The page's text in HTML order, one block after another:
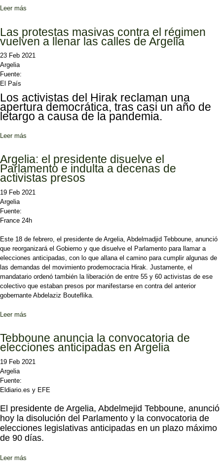
Leer más
Las protestas masivas contra el régimen
vuelven a llenar las calles de Argelia
23 Feb 2021
Argelia
Fuente:
El País
Los activistas del Hirak reclaman una
apertura democrática, tras casi un año de
letargo a causa de la pandemia.
Leer más
Argelia: el presidente disuelve el
Parlamento e indulta a decenas de
activistas presos
19 Feb 2021
Argelia
Fuente:
France 24h
Este 18 de febrero, el presidente de Argelia, Abdelmadjid Tebboune, anunció
que reorganizará el Gobierno y que disuelve el Parlamento para llamar a
elecciones anticipadas, con lo que allana el camino para cumplir algunas de
las demandas del movimiento prodemocracia Hirak. Justamente, el
mandatario ordenó también la liberación de entre 55 y 60 activistas de ese
colectivo que estaban presos por manifestarse en contra del anterior
gobernante Abdelaziz Bouteflika.
Leer más
Tebboune anuncia la convocatoria de
elecciones anticipadas en Argelia
19 Feb 2021
Argelia
Fuente:
Eldiario.es y EFE
El presidente de Argelia, Abdelmejid Tebboune, anunció
hoy la disolución del Parlamento y la convocatoria de
elecciones legislativas anticipadas en un plazo máximo
de 90 días.
Leer más